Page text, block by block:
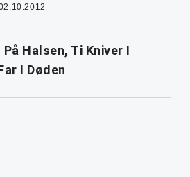
Halsen, Ti Kniver I
I Døden